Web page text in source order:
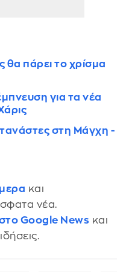
θα πάρει το χρίσμα
για τα νέα
στη Μάγχη -
και
νέα.
Google News και